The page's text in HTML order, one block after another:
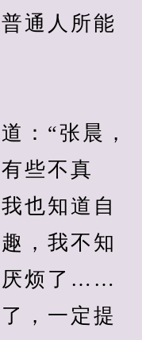
通人所能
“张晨，
些不真
也知道自
，我不知
厌烦了……
，一定提